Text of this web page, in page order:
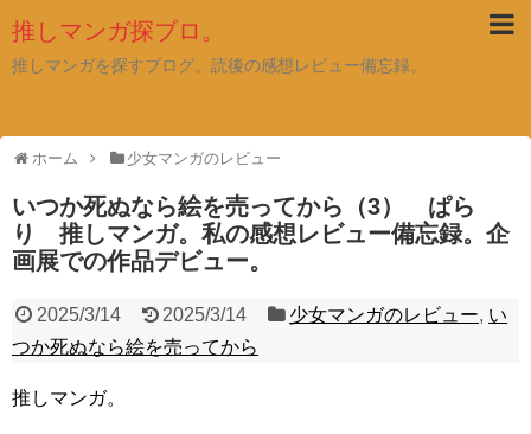
推しマンガ探ブロ。
推しマンガを探すブログ。読後の感想レビュー備忘録。
ホーム 少女マンガのレビュー
いつか死ぬなら絵を売ってから（3） ぱら
り 推しマンガ。私の感想レビュー備忘録。企
画展での作品デビュー。
2025/3/14 2025/3/14 少女マンガのレビュー, い
つか死ぬなら絵を売ってから
推しマンガ。